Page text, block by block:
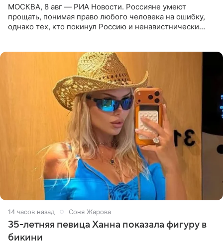
МОСКВА, 8 авг — РИА Новости. Россияне умеют
прощать, понимая право любого человека на ошибку,
однако тех, кто покинул Россию и ненавистнически
14 часов назад Соня Жарова
35-летняя певица Ханна показала фигуру в
бикини